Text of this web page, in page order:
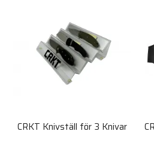
CRKT Knivställ för 3 Knivar